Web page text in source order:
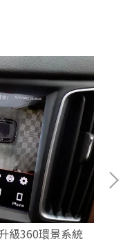
級360環景系統